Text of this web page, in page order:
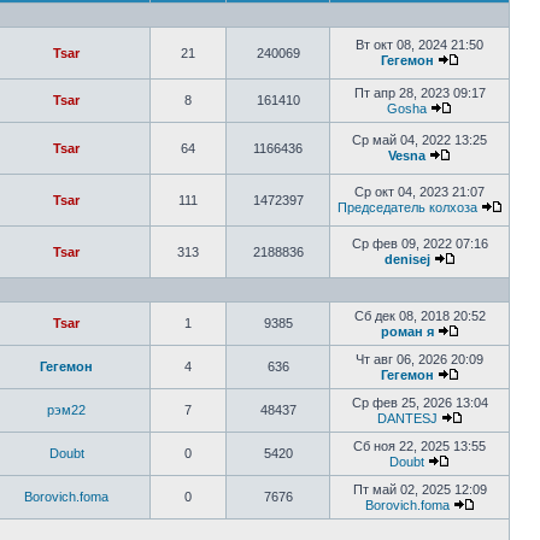
Tsar 21 240069
Вт окт 08, 2024 21:50
Гегемон
Tsar 8 161410
Пт апр 28, 2023 09:17
Gosha
Tsar 64 1166436
Ср май 04, 2022 13:25
Vesna
Tsar 111 1472397
Ср окт 04, 2023 21:07
Председатель колхоза
Tsar 313 2188836
Ср фев 09, 2022 07:16
denisej
Tsar 1 9385
Сб дек 08, 2018 20:52
роман я
Гегемон 4 636
Чт авг 06, 2026 20:09
Гегемон
рэм22 7 48437
Ср фев 25, 2026 13:04
DANTESJ
Doubt 0 5420
Сб ноя 22, 2025 13:55
Doubt
Borovich.foma 0 7676
Пт май 02, 2025 12:09
Borovich.foma